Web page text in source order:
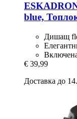
blue,
Дишащ
€ 39,99
Доставка до